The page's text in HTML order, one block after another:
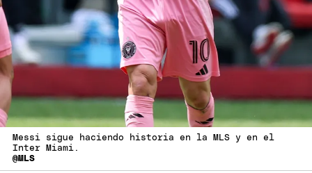
Messi sigue haciendo historia en la MLS y en el
Inter Miami.
@MLS